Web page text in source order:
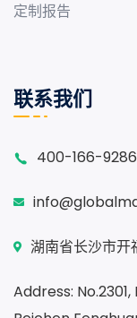
定制报告
联系我们
400-166-9286
湖南省长沙市开
Address: No.2301,